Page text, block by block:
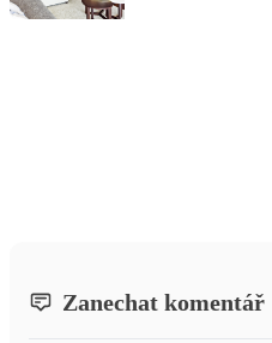
Zanechat komentář